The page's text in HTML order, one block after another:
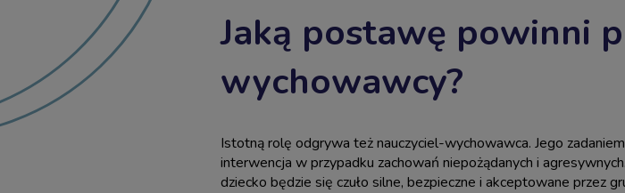
Jaką postawę powinni
wychowawcy?
Istotną rolę odgrywa też nauczyciel-wychowawca. Jego
interwencja w przypadku zachowań niepożądanych i
dziecko będzie się czuło silne, bezpieczne i akceptowane przez